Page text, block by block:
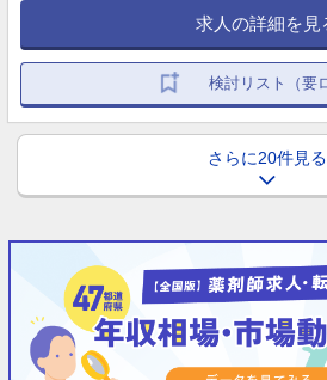
求人の詳細を見
検討リスト（要
さらに20件見る